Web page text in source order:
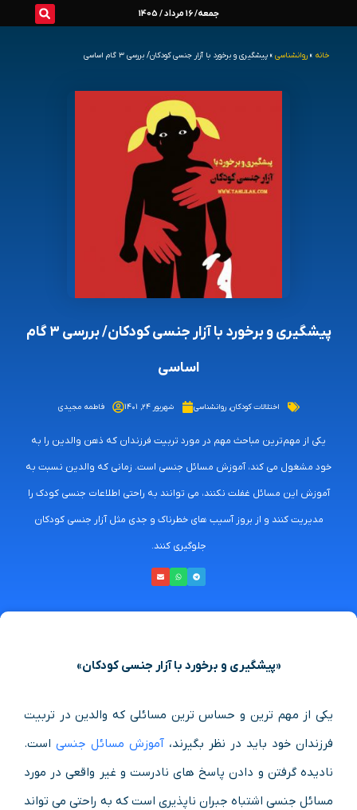
جمعه/ 16 مرداد / 1405
خانه » روانشناسی » پیشگیری و برخورد با آزار جنسی کودکان/ بررسی ۳ گام اساسی
پیشگیری و برخورد با آزار جنسی کودکان/ بررسی ۳ گام
اساسی
اختلالات کودکان,روانشناسی شهریور ۲۴, ۱۴۰۱ فاطمه مجیدی
یکی از مهم‌ترین مباحث مهم در مورد تربیت فرزندان که ذهن والدین را به
خود مشغول می‌ کند، آموزش مسائل جنسی است. زمانی که والدین نسبت به
آموزش این مسائل غفلت نکنند، می‌ توانند به راحتی اطلاعات جنسی کودک را
مدیریت کنند و از بروز آسیب های خطرناک و جدی مثل آزار جنسی کودکان
جلوگیری کنند.
«پیشگیری و برخورد با آزار جنسی کودکان»
یکی از مهم ترین و حساس ترین مسائلی که والدین در تربیت
فرزندان خود باید در نظر بگیرند، آموزش مسائل جنسی است.
نادیده گرفتن و دادن پاسخ های نادرست و غیر واقعی در مورد
مسائل جنسی اشتباه جبران ناپذیری است که به راحتی می تواند